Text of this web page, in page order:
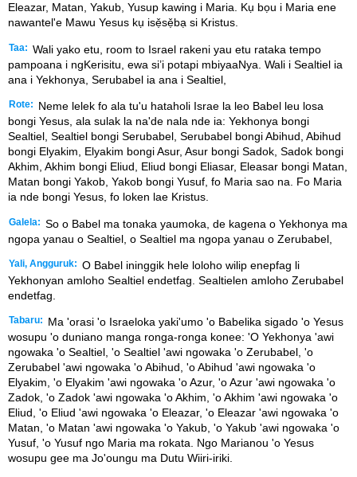
Eleazar, Matan, Yakub, Yusup kawing i Maria. Kụ bọu i Maria ene
nawantel'e Mawu Yesus kụ isẹ̌sẹ̌bạ si Kristus.
Taa: Wali yako etu, room to Israel rakeni yau etu rataka tempo
pampoana i ngKerisitu, ewa si’i potapi mbiyaaNya. Wali i Sealtiel ia
ana i Yekhonya, Serubabel ia ana i Sealtiel,
Rote:
Neme lelek fo ala tu'u hataholi Israe la leo Babel leu losa
bongi Yesus, ala sulak la na'de nala nde ia: Yekhonya bongi
Sealtiel, Sealtiel bongi Serubabel, Serubabel bongi Abihud, Abihud
bongi Elyakim, Elyakim bongi Asur, Asur bongi Sadok, Sadok bongi
Akhim, Akhim bongi Eliud, Eliud bongi Eliasar, Eleasar bongi Matan,
Matan bongi Yakob, Yakob bongi Yusuf, fo Maria sao na. Fo Maria
ia nde bongi Yesus, fo loken lae Kristus.
Galela: So o Babel ma tonaka yaumoka, de kagena o Yekhonya ma
ngopa yanau o Sealtiel, o Sealtiel ma ngopa yanau o Zerubabel,
Yali, Angguruk: O Babel ininggik hele loloho wilip enepfag li
Yekhonyan amloho Sealtiel endetfag. Sealtielen amloho Zerubabel
endetfag.
Tabaru:
Ma 'orasi 'o Israeloka yaki'umo 'o Babelika sigado 'o Yesus
wosupu 'o duniano manga ronga-ronga konee: 'O Yekhonya 'awi
ngowaka 'o Sealtiel, 'o Sealtiel 'awi ngowaka 'o Zerubabel, 'o
Zerubabel 'awi ngowaka 'o Abihud, 'o Abihud 'awi ngowaka 'o
Elyakim, 'o Elyakim 'awi ngowaka 'o Azur, 'o Azur 'awi ngowaka 'o
Zadok, 'o Zadok 'awi ngowaka 'o Akhim, 'o Akhim 'awi ngowaka 'o
Eliud, 'o Eliud 'awi ngowaka 'o Eleazar, 'o Eleazar 'awi ngowaka 'o
Matan, 'o Matan 'awi ngowaka 'o Yakub, 'o Yakub 'awi ngowaka 'o
Yusuf, 'o Yusuf ngo Maria ma rokata. Ngo Marianou 'o Yesus
wosupu gee ma Jo'oungu ma Dutu Wiiri-iriki.